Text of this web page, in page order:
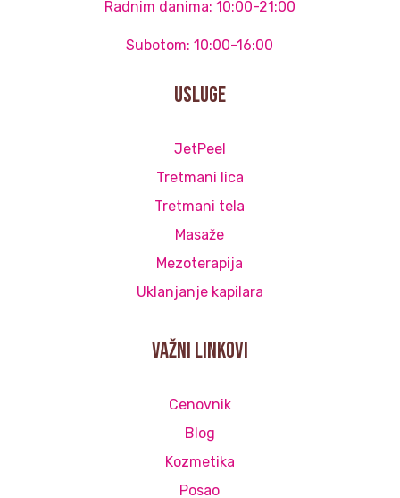
Radnim danima: 10:00-21:00
Subotom: 10:00-16:00
Usluge
JetPeel
Tretmani lica
Tretmani tela
Masaže
Mezoterapija
Uklanjanje kapilara
važni linkovi
Cenovnik
Blog
Kozmetika
Posao